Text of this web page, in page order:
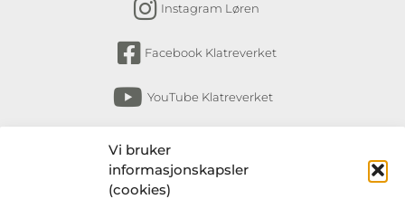
Vi bruker
informasjonskapsler
(cookies)
Instagram Løren
Facebook Klatreverket
YouTube Klatreverket
Abonner på nyhetsbrev
Få nyheter fra Klatreverket Torshov, Bryn,